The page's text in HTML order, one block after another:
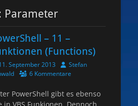
Parameter
– 11 –
(Functions)
September 2013 AutorStefan
6 Kommentare
PowerShell gibt es ebenso